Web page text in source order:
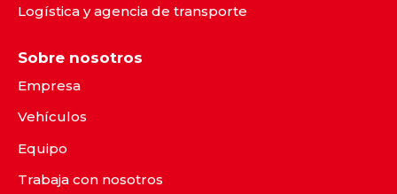
Logística y agencia de transporte
Sobre nosotros
Empresa
Vehículos
Equipo
Trabaja con nosotros